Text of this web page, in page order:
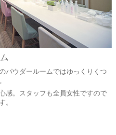
パウダールームではゆっくりくつ
感。スタッフも全員女性ですので
。